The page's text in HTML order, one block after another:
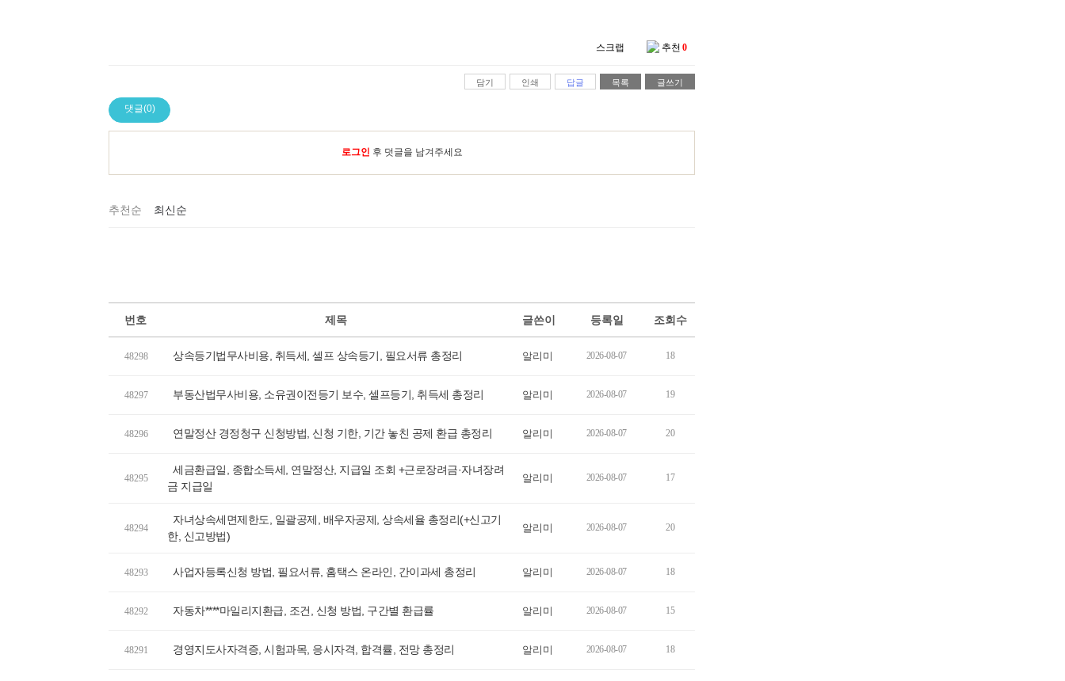
스크랩 추천 0
담기 인쇄 답글 목록 글쓰기
댓글(0)
로그인 후 덧글을 남겨주세요
추천순 최신순
번호 제목 글쓴이 등록일 조회수
48298 상속등기법무사비용, 취득세, 셀프 상속등기, 필요서류 총정리 알리미 2026-08-07 18
48297 부동산법무사비용, 소유권이전등기 보수, 셀프등기, 취득세 총정리 알리미 2026-08-07 19
48296 연말정산 경정청구 신청방법, 신청 기한, 기간 놓친 공제 환급 총정리 알리미 2026-08-07 20
48295
세금환급일, 종합소득세, 연말정산, 지급일 조회 +근로장려금·자녀장려
금 지급일
알리미 2026-08-07 17
48294
자녀상속세면제한도, 일괄공제, 배우자공제, 상속세율 총정리(+신고기
한, 신고방법)
알리미 2026-08-07 20
48293 사업자등록신청 방법, 필요서류, 홈택스 온라인, 간이과세 총정리 알리미 2026-08-07 18
48292 자동차****마일리지환급, 조건, 신청 방법, 구간별 환급률 알리미 2026-08-07 15
48291 경영지도사자격증, 시험과목, 응시자격, 합격률, 전망 총정리 알리미 2026-08-07 18